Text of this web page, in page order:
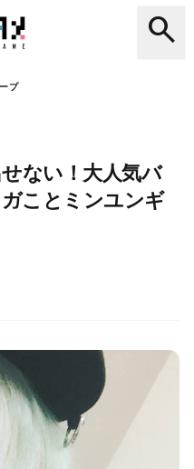
search
プ
ない！大人気バ
ことミンユンギ